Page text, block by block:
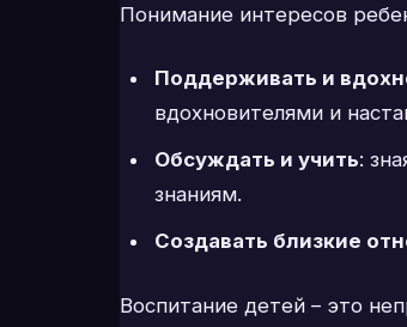
Понимание интересов
Поддерживать и
вдохновителями и
Обсуждать и учить:
знаниям.
Создавать близкие
Воспитание детей – это